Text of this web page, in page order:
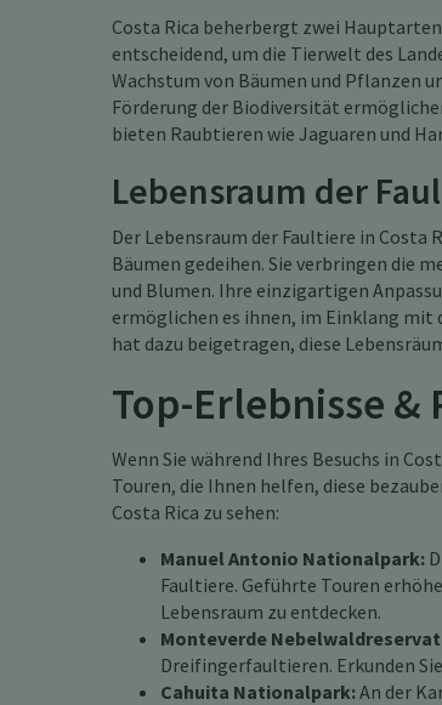
Costa Rica beherbergt zwei
entscheidend, um die Tierwelt des
Wachstum von Bäumen und Pflanzen
Förderung der Biodiversität
bieten Raubtieren wie Jaguaren und
Lebensraum der
Der Lebensraum der Faultiere in
Bäumen gedeihen. Sie verbringen die
und Blumen. Ihre einzigartigen
ermöglichen es ihnen, im Einklang mit
hat dazu beigetragen, diese
Top-Erlebnisse &
Wenn Sie während Ihres Besuchs in
Touren, die Ihnen helfen, diese
Costa Rica zu sehen:
Manuel Antonio Nationalpark:
Faultiere. Geführte Touren
Lebensraum zu entdecken.
Monteverde
Dreifingerfaultieren. Erkunden
Cahuita Nationalpark:An der